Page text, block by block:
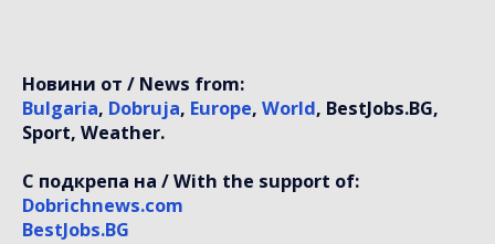
Новини от / News from:
Bulgaria, Dobruja, Europe, World, BestJobs.BG,
Sport, Weather.
С подкрепа на / With the support of:
Dobrichnews.com
BestJobs.BG